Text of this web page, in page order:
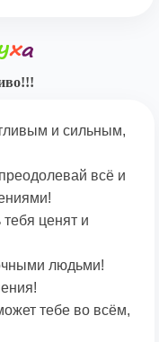
и сильным,
всё и
ценят и
людьми!
тебе во всём,